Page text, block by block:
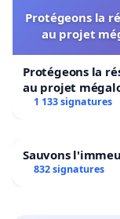
Protégeons la
au projet
Protégeons la
au projet
1 133 signatures
Sauvons
832 signatures